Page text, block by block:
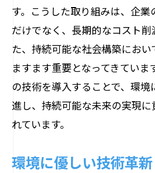
す。こうした取り組みは、企
だけでなく、長期的なコスト削
た、持続可能な社会構築にお
ますます重要となってきていま
の技術を導入することで、環
進し、持続可能な未来の実現
れています。
環境に優しい技術革